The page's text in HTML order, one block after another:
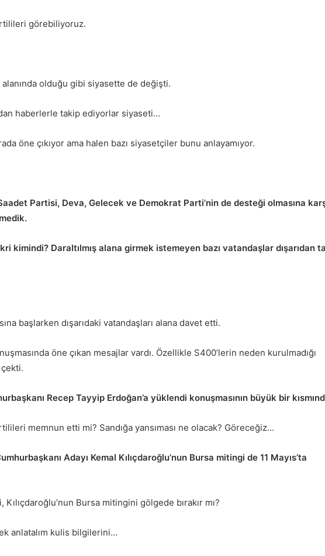
görebiliyoruz.
alanında olduğu gibi siyasette de değişti.
haberlerle takip ediyorlar siyaseti…
öne çıkıyor ama halen bazı siyasetçiler bunu anlayamıyor.
Partisi, Deva, Gelecek ve Demokrat Parti’nin de desteği olmasına
kimindi? Daraltılmış alana girmek istemeyen bazı vatandaşlar dışarıdan
başlarken dışarıdaki vatandaşları alana davet etti.
öne çıkan mesajlar vardı. Özellikle S400’lerin neden kurulmadığı
Recep Tayyip Erdoğan’a yüklendi konuşmasının büyük bir
memnun etti mi? Sandığa yansıması ne olacak? Göreceğiz…
Adayı Kemal Kılıçdaroğlu’nun Bursa mitingi de 11 Mayıs’ta
Bursa mitingini gölgede bırakır mı?
anlatalım kulis bilgilerini…